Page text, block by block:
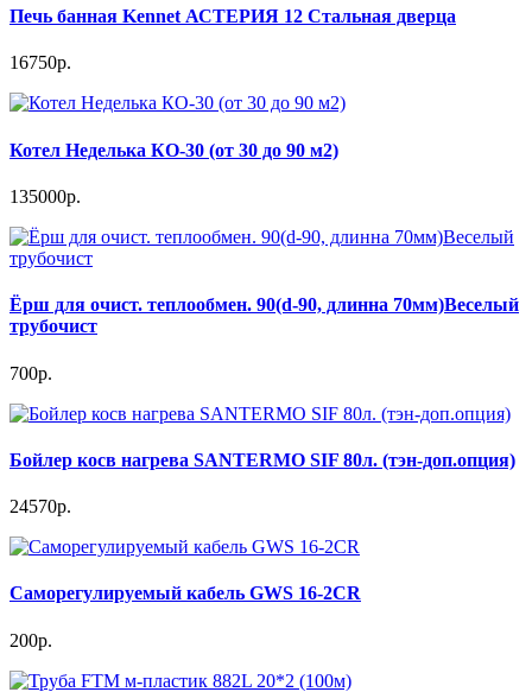
Печь банная Kennet АСТЕРИЯ 12 Стальная дверца
16750р.
Котел Неделька КО-30 (от 30 до 90 м2)
135000р.
Ёрш для очист. теплообмен. 90(d-90, длинна 70мм)Веселый
трубочист
700р.
Бойлер косв нагрева SANTERMO SIF 80л. (тэн-доп.опция)
24570р.
Саморегулируемый кабель GWS 16-2CR
200р.